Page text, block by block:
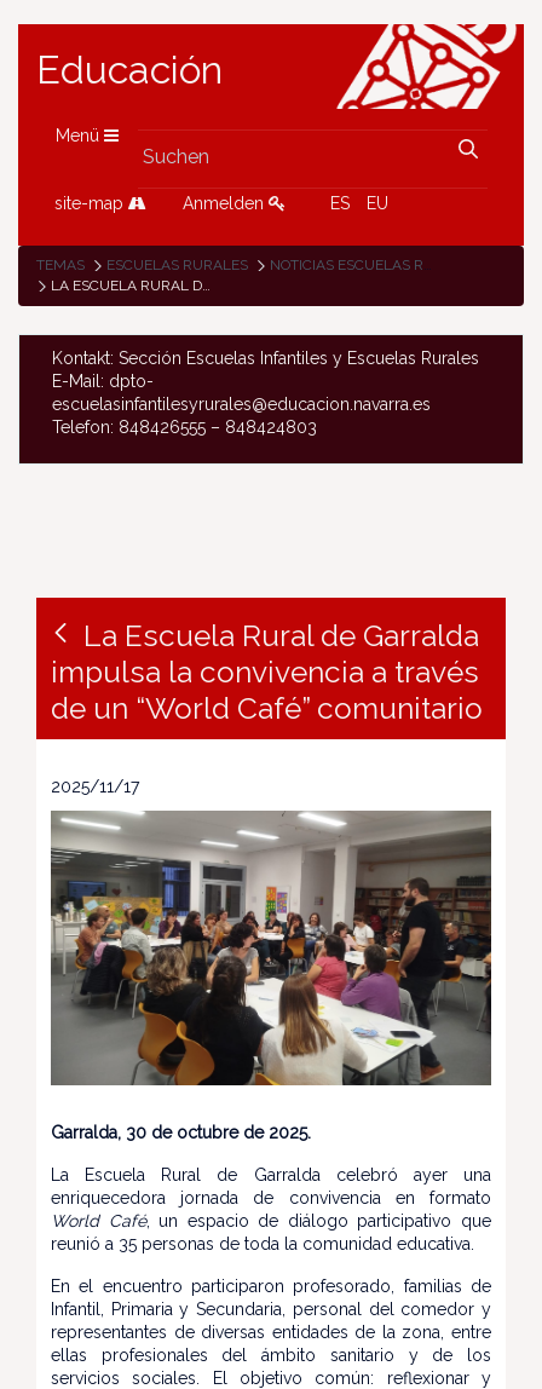
Educación
Menü
site-map Anmelden ES EU
TEMAS ESCUELAS RURALES
NOTICIAS ESCUELAS RURALES
LA ESCUELA RURAL DE GARRALDA IMPULSA LA CONVIVENCIA A TRAVÉS DE UN “WORLD CAFÉ” COMUNITARIO
Kontakt: Sección Escuelas Infantiles y Escuelas Rurales
E-Mail: dpto-
escuelasinfantilesyrurales@educacion.navarra.es
Telefon: 848426555 – 848424803
La Escuela Rural de Garralda
impulsa la convivencia a través
de un “World Café” comunitario
2025/11/17
Garralda, 30 de octubre de 2025.
La Escuela Rural de Garralda celebró ayer una
enriquecedora jornada de convivencia en formato
World Café, un espacio de diálogo participativo que
reunió a 35 personas de toda la comunidad educativa.
En el encuentro participaron profesorado, familias de
Infantil, Primaria y Secundaria, personal del comedor y
representantes de diversas entidades de la zona, entre
ellas profesionales del ámbito sanitario y de los
servicios sociales. El objetivo común: reflexionar y